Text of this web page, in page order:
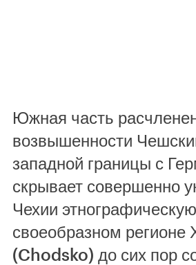
Южная часть
возвышенности
западной границы с
скрывает совершенно
Чехии
своеобразном регионе
(Chodsko) до сих пор